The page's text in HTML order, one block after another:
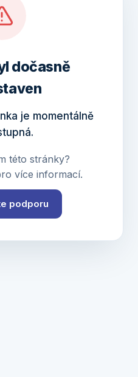
dočasně
je momentálně
této stránky?
více informací.
podporu